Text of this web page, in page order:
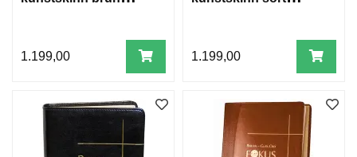
1.199,00 1.199,00